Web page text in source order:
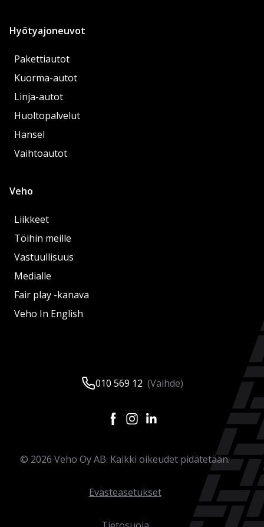
Hyötyajoneuvot
Pakettiautot
Kuorma-autot
Linja-autot
Huoltopalvelut
Hansel
Vaihtoautot
Veho
Liikkeet
Töihin meille
Vastuullisuus
Medialle
Fair play -kanava
Veho In English
010 569 12 (Vaihde)
© 2026 Veho Oy AB. Kaikki oikeudet pidätetään.
Evästeasetukset